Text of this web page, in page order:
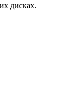
дисках.